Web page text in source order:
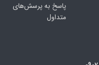
پاسخ به پرسش‌های
متداول